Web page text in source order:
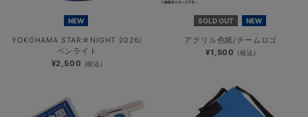
NEW
YOKOHAMA STAR☆NIGHT 2026/
ペンライト
¥2,500 (税込)
SOLD OUT NEW
アクリル色紙/チームロゴ
¥1,500 (税込)